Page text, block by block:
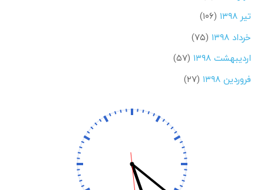
تیر ۱۳۹۸
(۱۰۶)
خرداد ۱۳۹۸
(۷۵)
اردیبهشت ۱۳۹۸
(۵۷)
فروردین ۱۳۹۸
(۲۷)